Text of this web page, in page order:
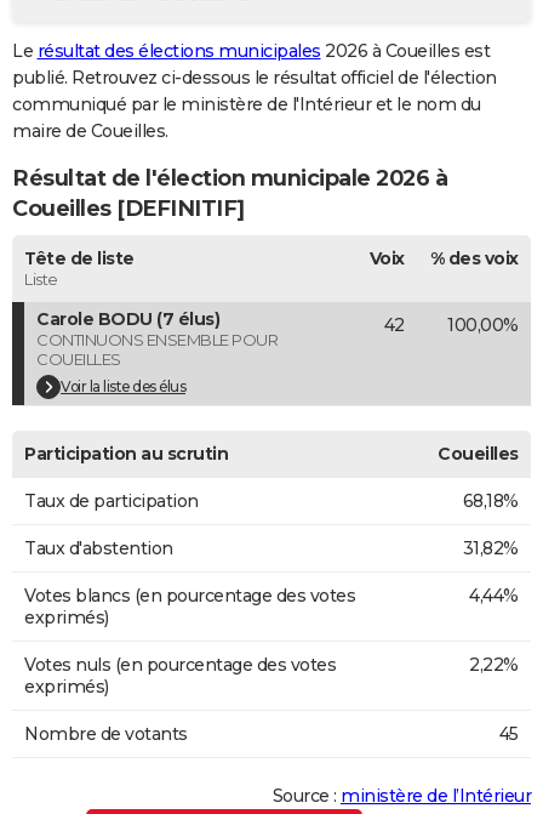
GUIDES D'ACHAT
BONS PLANS
CARTE DE VOEUX
Carte de Noël
Carte Bonne année
Carte Saint-Valentin
Carte Pâques
Carte d'anniversaire
DICTIONNAIRE
Dictionnaire
Biographies
Citations
Expressions
Proverbes
PROGRAMME TV
COPAINS D'AVANT
S'inscrire
Se connecter
Lycées
Collèges
Primaires
Universités
Entreprises
Service militaire
Avis de recherche
AVIS DE DÉCÈS
Bricolage
Lifestyle
Culture
Sport
Auto
Television
Voyage
Cinema
Le résultat des élections municipales 2026 à Coueilles est
publié. Retrouvez ci-dessous le résultat officiel de l'élection
communiqué par le ministère de l'Intérieur et le nom du
maire de Coueilles.
Résultat de l'élection municipale 2026 à
Coueilles [DEFINITIF]
Tête de liste
Liste
Voix % des voix
Carole BODU (7 élus)
CONTINUONS ENSEMBLE POUR
COUEILLES
Voir la liste des élus
42 100,00%
Participation au scrutin Coueilles
Taux de participation 68,18%
Taux d'abstention 31,82%
Votes blancs (en pourcentage des votes
exprimés)
4,44%
Votes nuls (en pourcentage des votes
exprimés)
2,22%
Nombre de votants 45
Source : ministère de l’Intérieur